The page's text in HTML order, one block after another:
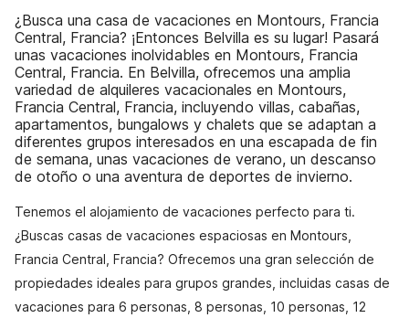
¿Busca una casa de vacaciones en Montours, Francia
Central, Francia? ¡Entonces Belvilla es su lugar! Pasará
unas vacaciones inolvidables en Montours, Francia
Central, Francia. En Belvilla, ofrecemos una amplia
variedad de alquileres vacacionales en Montours,
Francia Central, Francia, incluyendo villas, cabañas,
apartamentos, bungalows y chalets que se adaptan a
diferentes grupos interesados en una escapada de fin
de semana, unas vacaciones de verano, un descanso
de otoño o una aventura de deportes de invierno.
Tenemos el alojamiento de vacaciones perfecto para ti.
¿Buscas casas de vacaciones espaciosas en Montours,
Francia Central, Francia? Ofrecemos una gran selección de
propiedades ideales para grupos grandes, incluidas casas de
vacaciones para 6 personas, 8 personas, 10 personas, 12